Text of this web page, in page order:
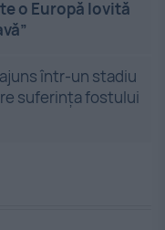
o Europă lovită
într-un stadiu
suferința fostului